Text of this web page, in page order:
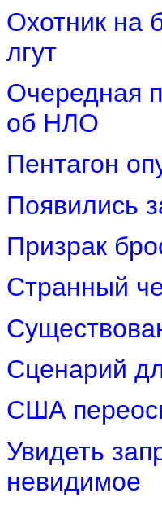
Охотник на
лгут
Очередная
об НЛО
Пентагон
Появились
Призрак
Странный
Сценарий
США
Увидеть
невидимое